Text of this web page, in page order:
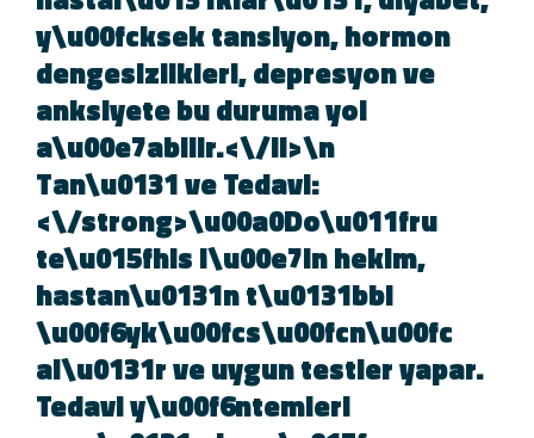
y\u00fcksek tansiyon, hormon
dengesizlikleri, depresyon ve
anksiyete bu duruma yol
a\u00e7abilir.<\/li>\n
Tan\u0131 ve Tedavi:
<\/strong>\u00a0Do\u011fru
te\u015fhis i\u00e7in hekim,
hastan\u0131n t\u0131bbi
\u00f6yk\u00fcs\u00fcn\u00fc
al\u0131r ve uygun testler yapar.
Tedavi y\u00f6ntemleri